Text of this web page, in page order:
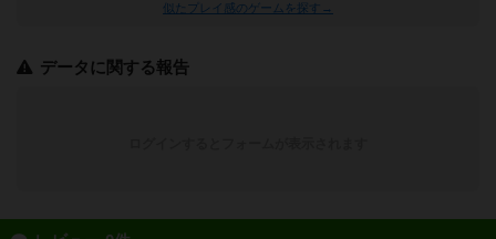
似たプレイ感のゲームを探す→
データに関する報告